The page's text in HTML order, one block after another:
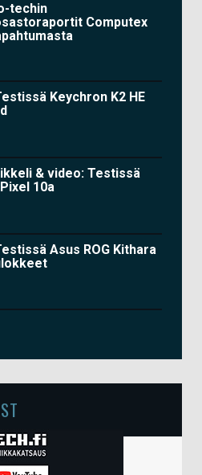
techin
Computex
Keychron K2 HE
& video: Testissä
10a
Asus ROG Kithara